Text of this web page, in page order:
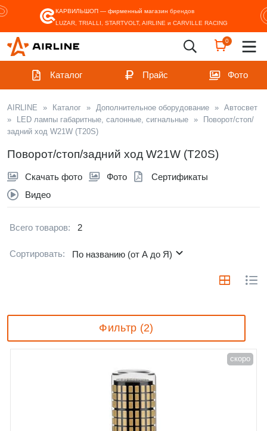
КАРВИЛЬШОП — фирменный магазин брендов
LUZAR, TRIALLI, STARTVOLT, AIRLINE и CARVILLE RACING
0
Каталог Прайс Фото
AIRLINE » Каталог » Дополнительное оборудование » Автосвет
»
LED лампы габаритные, салонные, сигнальные »
Поворот/стоп/
задний ход W21W (T20S)
Поворот/стоп/задний ход W21W (T20S)
Скачать фото Фото
Сертификаты
Видео
Всего товаров: 2
Сортировать: По названию (от А до Я)
Фильтр (2)
скоро